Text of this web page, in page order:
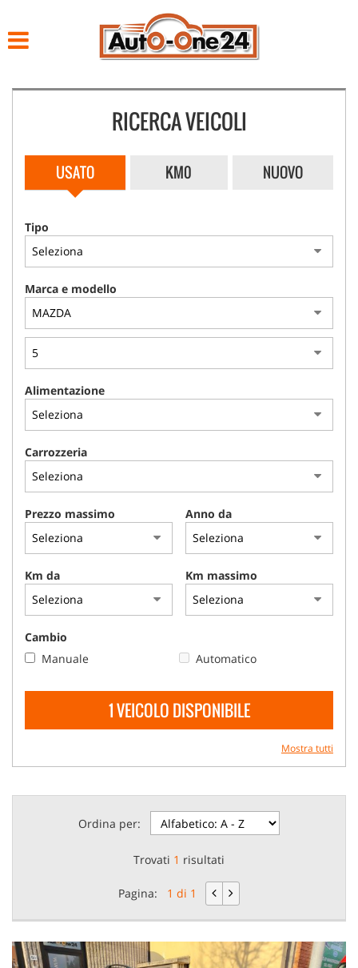
NOLEGGIO
CONTATTI
RICERCA VEICOLI
USATO KM0 NUOVO
Tipo
Marca e modello
Alimentazione
Carrozzeria
Prezzo massimo Anno da
Km da Km massimo
Cambio
Manuale
Automatico
1 VEICOLO DISPONIBILE
Mostra tutti
Ordina per:
Trovati 1 risultati
Pagina: 1 di 1